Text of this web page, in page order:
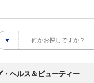
・ヘルス＆ビューティー